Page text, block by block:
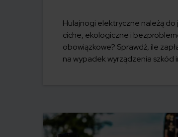
Hulajnogi elektryczne należą
ciche, ekologiczne i
obowiązkowe? Sprawdź, ile
na wypadek wyrządzenia